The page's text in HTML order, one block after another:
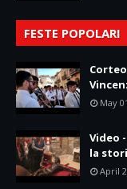
FESTE POPOLARI
May
Video
la
April